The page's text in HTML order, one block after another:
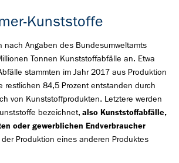
Kunststoffe
nach Angaben des Bundesumweltamts
Tonnen Kunststoffabfälle an. Etwa
stammten im Jahr 2017 aus Produktion
restlichen 84,5 Prozent entstanden durch
von Kunststoffprodukten. Letztere werden
bezeichnet, also Kunststoffabfälle,
oder gewerblichen Endverbraucher
Produktion eines anderen Produktes